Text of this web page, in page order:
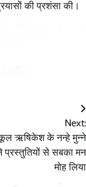
की प्रशंसा की।
Next:
ऋषिकेश के नन्हे मुन्ने
प्रस्तुतियों से सबका मन
मोह लिया